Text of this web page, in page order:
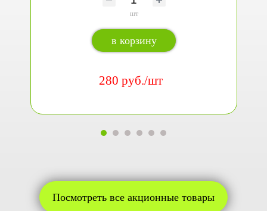
шт
в корзину
280 руб./шт
Посмотреть все акционные товары